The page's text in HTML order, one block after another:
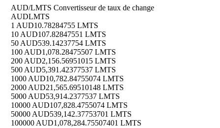
AUD/LMTS Convertisseur de taux de change
AUDLMTS
1 AUD10.78284755 LMTS
10 AUD107.82847551 LMTS
50 AUD539.14237754 LMTS
100 AUD1,078.28475507 LMTS
200 AUD2,156.56951015 LMTS
500 AUD5,391.42377537 LMTS
1000 AUD10,782.84755074 LMTS
2000 AUD21,565.69510148 LMTS
5000 AUD53,914.2377537 LMTS
10000 AUD107,828.4755074 LMTS
50000 AUD539,142.37753701 LMTS
100000 AUD1,078,284.75507401 LMTS